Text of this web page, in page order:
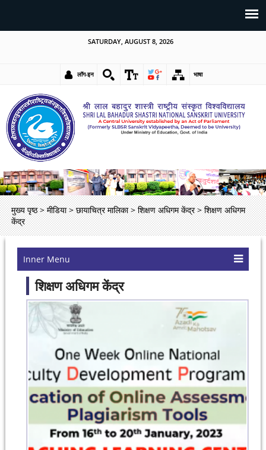
SATURDAY, AUGUST 8, 2026
लॉग-इन भाषा
मुख्य पृष्ठ > मीडिया > छायाचित्र मालिका > शिक्षण अधिगम केंद्र > शिक्षण अधिगम
केंद्र
Inner Menu
शिक्षण अधिगम केंद्र
Pages